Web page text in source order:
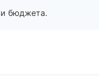
бюджета.